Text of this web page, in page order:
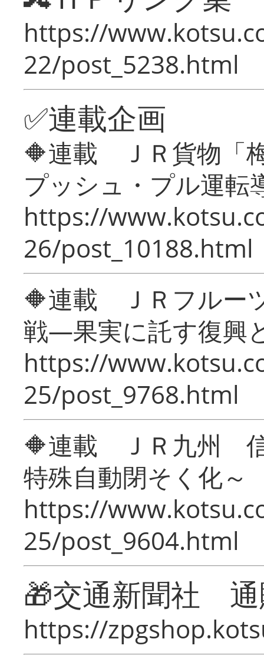
https://
22/post_5238.html
✅連載企画
🔶連載 ＪＲ貨物「
プッシュ・プル運転
https://
26/post_10188.html
🔶連載 ＪＲフルー
戦―果実に託す復興
https://
25/post_9768.html
🔶連載 ＪＲ九州 信
特殊自動閉そく化～
https://
25/post_9604.html
🎁交通新聞社
https://